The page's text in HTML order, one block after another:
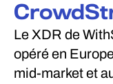
Le XDR de
opéré en
mid-market et